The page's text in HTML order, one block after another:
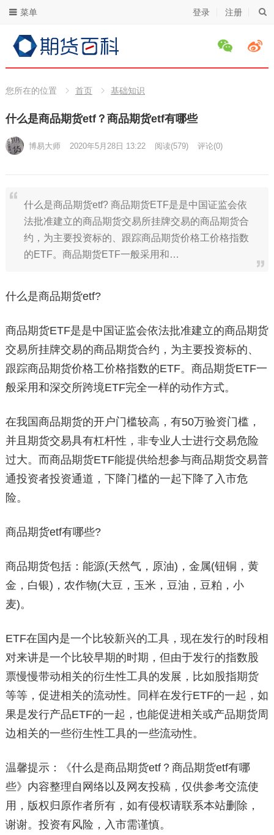
登录 注册
菜单
您所在的位置 首页 基础知识
什么是商品期货etf？商品期货etf有哪些
博易大师 2020年5月28日 13:22 阅读(579) 评论(0)
什么是商品期货etf? 商品期货ETF是是中国证监会依
法批准建立的商品期货交易所挂牌交易的商品期货合
约，为主要投资标的、跟踪商品期货价格工价格指数
的ETF。商品期货ETF一般采用和…
什么是商品期货etf?
商品期货ETF是是中国证监会依法批准建立的商品期货
交易所挂牌交易的商品期货合约，为主要投资标的、
跟踪商品期货价格工价格指数的ETF。商品期货ETF一
般采用和深交所跨境ETF完全一样的动作方式。
在我国商品期货的开户门槛较高，有50万验资门槛，
并且期货交易具有杠杆性，非专业人士进行交易危险
过大。而商品期货ETF能提供给想参与商品期货交易普
通投资者投资通道，下降门槛的一起下降了入市危
险。
商品期货etf有哪些?
商品期货包括：能源(天然气，原油)，金属(钮铜，黄
金，白银)，农作物(大豆，玉米，豆油，豆粕，小
麦)。
ETF在国内是一个比较新兴的工具，现在发行的时段相
对来讲是一个比较早期的时期，但由于发行的指数股
票慢慢带动相关的衍生性工具的发展，比如股指期货
等等，促进相关的流动性。同样在发行ETF的一起，如
果是发行产品ETF的一起，也能促进相关或产品期货周
边相关的一些衍生性工具的一些流动性。
温馨提示：《什么是商品期货etf？商品期货etf有哪
些》内容整理自网络以及网友投稿，仅供参考交流使
用，版权归原作者所有，如有侵权请联系本站删除，
谢谢。投资有风险，入市需谨慎。